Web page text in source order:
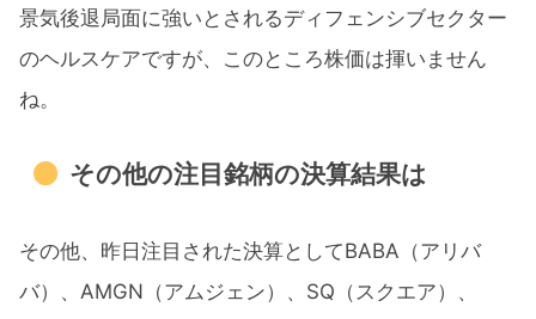
景気後退局面に強いとされるディフェンシブセクター
のヘルスケアですが、このところ株価は揮いません
ね。
その他の注目銘柄の決算結果は
その他、昨日注目された決算としてBABA（アリバ
バ）、AMGN（アムジェン）、SQ（スクエア）、